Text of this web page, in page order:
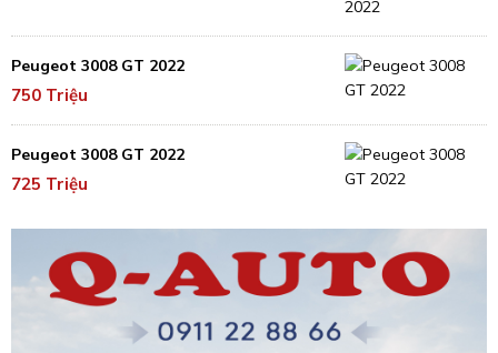
Peugeot 3008 GT 2022
750 Triệu
Peugeot 3008 GT 2022
725 Triệu